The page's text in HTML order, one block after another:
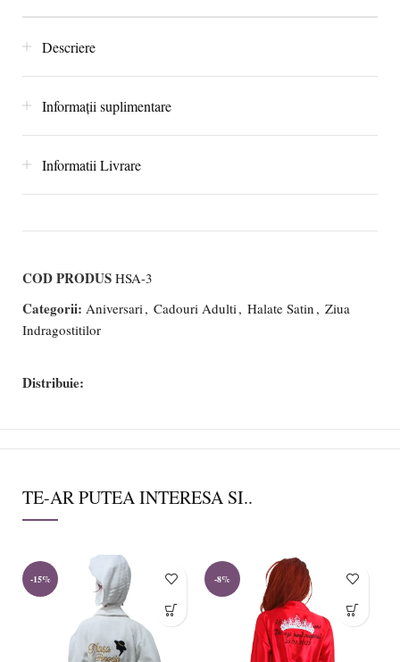
Descriere
Informații suplimentare
Informatii Livrare
COD PRODUS HSA-3
Categorii: Aniversari , Cadouri Adulti , Halate Satin , Ziua
Indragostitilor
Distribuie:
TE-AR PUTEA INTERESA SI..
-15% -8%